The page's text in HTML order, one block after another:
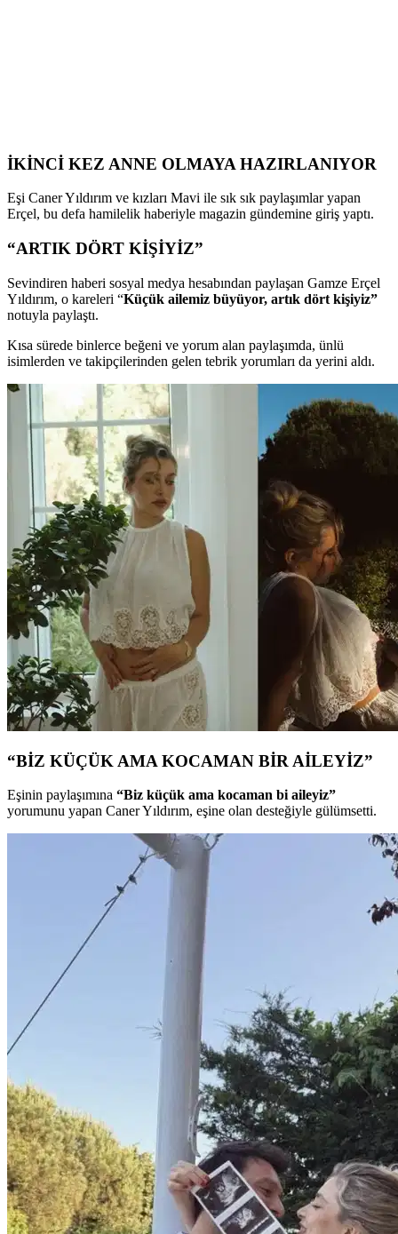
İKİNCİ KEZ ANNE OLMAYA HAZIRLANIYOR
Eşi Caner Yıldırım ve kızları Mavi ile sık sık paylaşımlar yapan
Erçel, bu defa hamilelik haberiyle magazin gündemine giriş yaptı.
“ARTIK DÖRT KİŞİYİZ”
Sevindiren haberi sosyal medya hesabından paylaşan Gamze Erçel
Yıldırım, o kareleri “Küçük ailemiz büyüyor, artık dört kişiyiz”
notuyla paylaştı.
Kısa sürede binlerce beğeni ve yorum alan paylaşımda, ünlü
isimlerden ve takipçilerinden gelen tebrik yorumları da yerini aldı.
“BİZ KÜÇÜK AMA KOCAMAN BİR AİLEYİZ”
Eşinin paylaşımına “Biz küçük ama kocaman bi aileyiz”
yorumunu yapan Caner Yıldırım, eşine olan desteğiyle gülümsetti.